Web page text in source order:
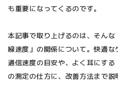
も重要になってくるのです。
本記事で取り上げるのは、そん
線速度」の関係について。快適
通信速度の目安や、よく耳にす
の測定の仕方に、改善方法まで説